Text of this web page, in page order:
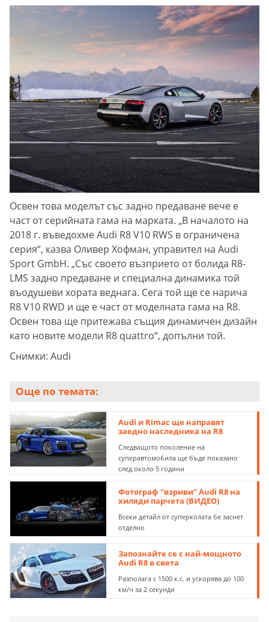
Освен това моделът със задно предаване вече е
част от серийната гама на марката. „В началото на
2018 г. въведохме Audi R8 V10 RWS в ограничена
серия“, казва Оливер Хофман, управител на Audi
Sport GmbH. „Със своето възприето от болида R8-
LMS задно предаване и специална динамика той
въодушеви хората веднага. Сега той ще се нарича
R8 V10 RWD и ще е част от моделната гама на R8.
Освен това ще притежава същия динамичен дизайн
като новите модели R8 quattro“, допълни той.
Снимки: Audi
Още по темата:
Audi и Rimac ще направят
заедно наследника на R8
Следващото поколение на
суперавтомобила ще бъде показано
след около 5 години
Фотограф "взриви" Audi R8 на
хиляди парчета (ВИДЕО)
Всеки детайл от суперколата бе заснет
отделно
Запознайте се с най-мощното
Audi R8 в света
Разполага с 1500 к.с. и ускорява до 100
км/ч за 2 секунди